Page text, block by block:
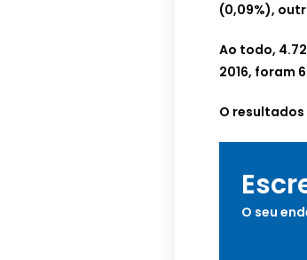
(0,09%),
Ao todo,
2016, foram
O
O seu